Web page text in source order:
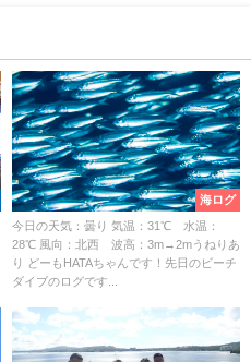
海ログ
今日の天気：曇り 気温：31℃ 水温：
28℃ 風向：北西 波高：3m→2mうねりあ
り どーもHATAちゃんです！先日のビーチ
ダイブのログです...